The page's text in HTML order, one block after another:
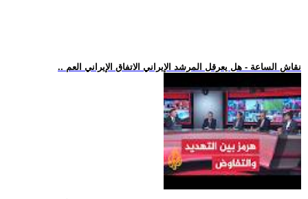
.. نقاش الساعة - هل يعرقل المرشد الإيراني الاتفاق الإيراني العم